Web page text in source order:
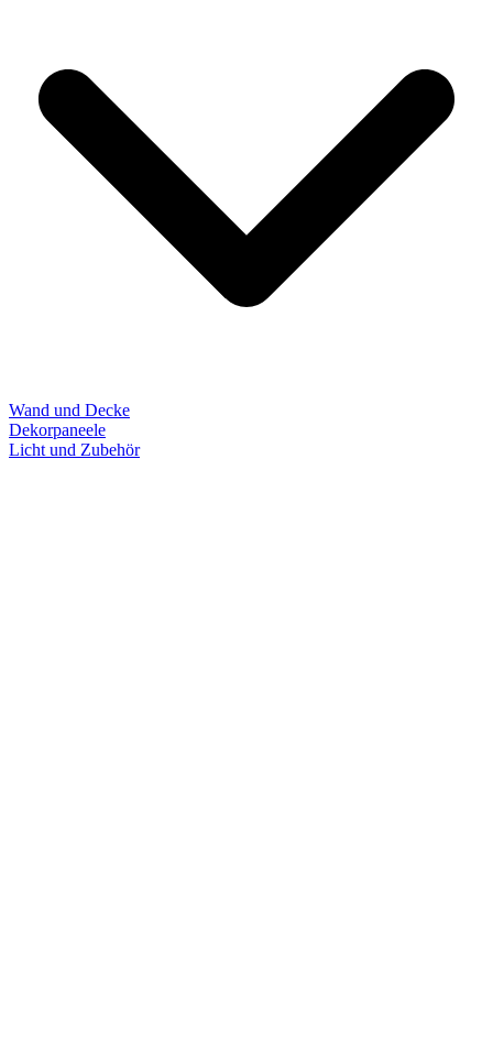
Wand und Decke
Dekorpaneele
Licht und Zubehör